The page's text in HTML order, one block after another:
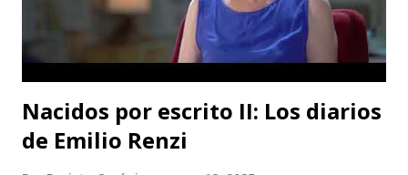
escena Portuguesa), posteriormente irán a Valencia y
Barcelona. Juan Carlos Agudelo P...
Nacidos por escrito II: Los diarios
de Emilio Renzi